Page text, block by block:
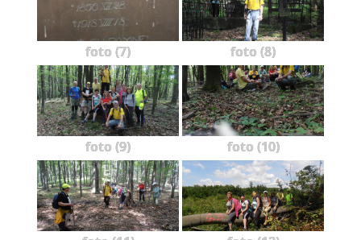
foto (7) foto (8)
foto (9) foto (10)